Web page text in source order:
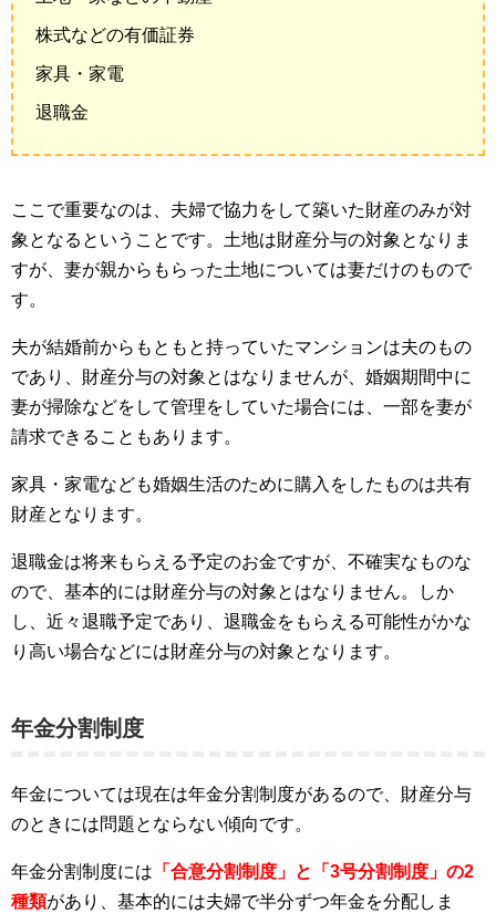
株式などの有価証券
家具・家電
退職金
ここで重要なのは、夫婦で協力をして築いた財産のみが対
象となるということです。土地は財産分与の対象となりま
すが、妻が親からもらった土地については妻だけのもので
す。
夫が結婚前からもともと持っていたマンションは夫のもの
であり、財産分与の対象とはなりませんが、婚姻期間中に
妻が掃除などをして管理をしていた場合には、一部を妻が
請求できることもあります。
家具・家電なども婚姻生活のために購入をしたものは共有
財産となります。
退職金は将来もらえる予定のお金ですが、不確実なものな
ので、基本的には財産分与の対象とはなりません。しか
し、近々退職予定であり、退職金をもらえる可能性がかな
り高い場合などには財産分与の対象となります。
年金分割制度
年金については現在は年金分割制度があるので、財産分与
のときには問題とならない傾向です。
年金分割制度には 「合意分割制度」と「3号分割制度」の2
種類があり、基本的には夫婦で半分ずつ年金を分配しま